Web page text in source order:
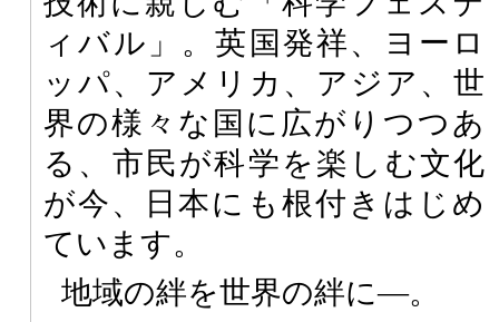
ィバル」。英国発祥、ヨーロ
ッパ、アメリカ、アジア、世
界の様々な国に広がりつつあ
る、市民が科学を楽しむ文化
が今、日本にも根付きはじめ
ています。
地域の絆を世界の絆に―。